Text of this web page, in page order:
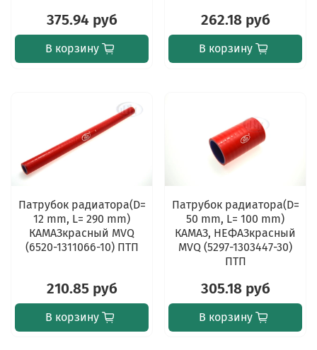
375.94 руб
В корзину
262.18 руб
В корзину
Патрубок радиатора(D=
12 mm, L= 290 mm)
КАМАЗкрасный MVQ
(6520-1311066-10) ПТП
210.85 руб
В корзину
Патрубок радиатора(D=
50 mm, L= 100 mm)
КАМАЗ, НЕФАЗкрасный
MVQ (5297-1303447-30)
ПТП
305.18 руб
В корзину